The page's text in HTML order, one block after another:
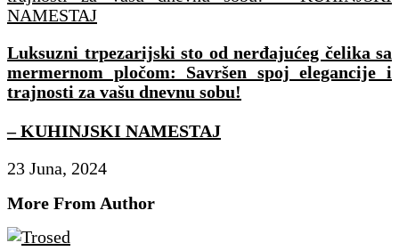
Luksuzni trpezarijski sto od nerđajućeg čelika sa
mermernom pločom: Savršen spoj elegancije i
trajnosti za vašu dnevnu sobu!
– KUHINJSKI NAMESTAJ
23 Juna, 2024
More From Author